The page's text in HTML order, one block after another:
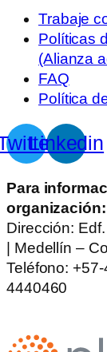
Trabaje
Políticas
(Alianza
FAQ
Política
Linkedin
Para
organización:
Dirección:
| Medellín –
Teléfono:
4440460